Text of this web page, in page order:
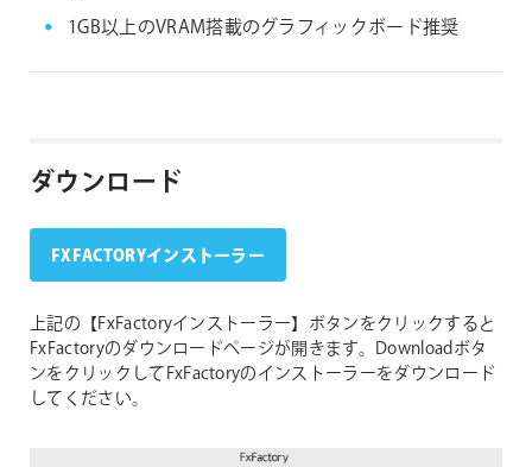
1GB以上のVRAM搭載のグラフィックボード推奨
ダウンロード
FXFACTORYインストーラー
上記の【FxFactoryインストーラー】ボタンをクリックすると
FxFactoryのダウンロードページが開きます。Downloadボタ
ンをクリックしてFxFactoryのインストーラーをダウンロード
してください。